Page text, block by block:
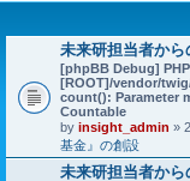
未来研担当者から
[phpBB Debug]
[ROOT]/vendor/
count(): Parameter
Countable
by insight_admin »
基金』の創設
未来研担当者から